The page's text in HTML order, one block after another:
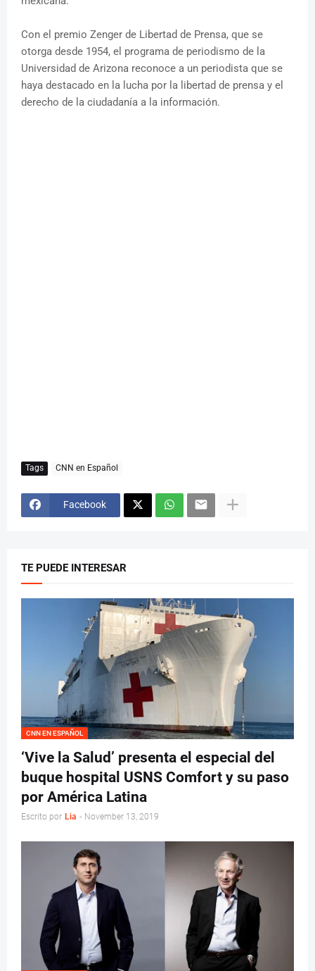
Con el premio Zenger de Libertad de Prensa, que se
otorga desde 1954, el programa de periodismo de la
Universidad de Arizona reconoce a un periodista que se
haya destacado en la lucha por la libertad de prensa y el
derecho de la ciudadanía a la información.
Tags CNN en Español
Facebook
TE PUEDE INTERESAR
CNN EN ESPAÑOL
‘Vive la Salud’ presenta el especial del
buque hospital USNS Comfort y su paso
por América Latina
Escrito por Lia - November 13, 2019